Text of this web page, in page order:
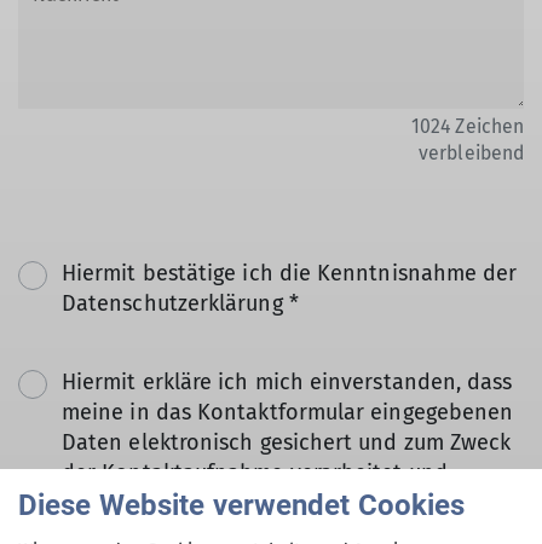
1024 Zeichen
verbleibend
Hiermit bestätige ich die Kenntnisnahme der
Datenschutzerklärung *
Hiermit erkläre ich mich einverstanden, dass
meine in das Kontaktformular eingegebenen
Daten elektronisch gesichert und zum Zweck
der Kontaktaufnahme verarbeitet und
genutzt werden. Mir ist bekannt, dass ich
Diese Website verwendet Cookies